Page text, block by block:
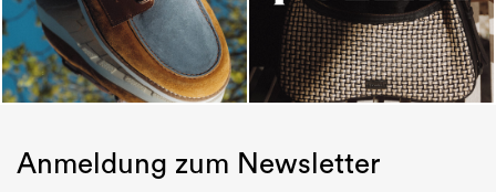
Anmeldung zum Newsletter